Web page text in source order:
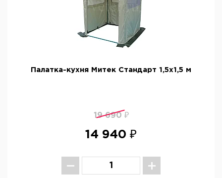
Палатка-кухня Митек Стандарт 1,5х1,5 м
19 690 ₽
14 940 ₽